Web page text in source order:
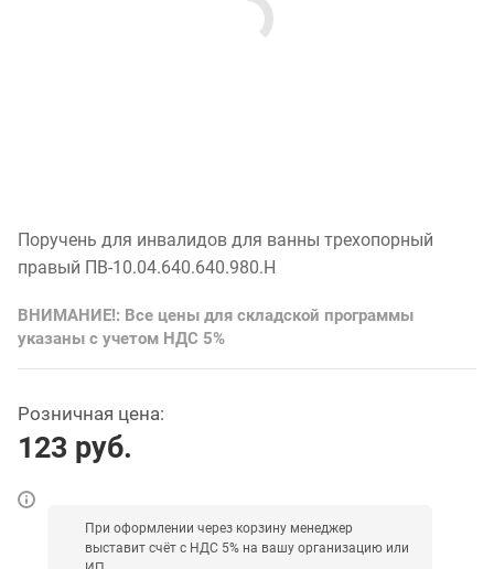
Поручень для инвалидов для ванны трехопорный
правый ПВ-10.04.640.640.980.Н
ВНИМАНИЕ!: Все цены для складской программы
указаны с учетом НДС 5%
Розничная цена:
123 руб.
При оформлении через корзину менеджер
выставит счёт с НДС 5% на вашу организацию или